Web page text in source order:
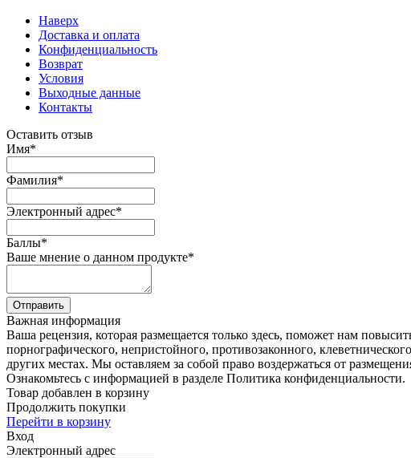
Наверх
Доставка и оплата
Конфиденциальность
Возврат
Условия
Выходные данные
Контакты
Оставить отзыв
Имя*
Фамилия*
Электронный адрес*
Баллы*
Ваше мнение о данном продукте*
Отправить
Важная информация
Ваша рецензия, которая размещается только здесь, поможет нам
порнографического, непристойного, противозаконного,
других местах. Мы оставляем за собой право воздержаться от
Ознакомьтесь с информацией в разделе Политика конфиденциальности.
Товар добавлен в корзину
Продолжить покупки
Перейти в корзину
Вход
Электронный адрес